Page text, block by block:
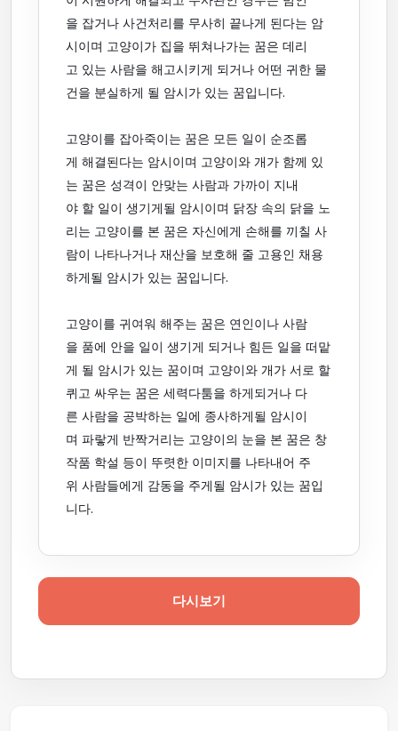
을 잡거나 사건처리를 무사히 끝나게 된다는 암
시이며 고양이가 집을 뛰쳐나가는 꿈은 데리
고 있는 사람을 해고시키게 되거나 어떤 귀한 물
건을 분실하게 될 암시가 있는 꿈입니다.
고양이를 잡아죽이는 꿈은 모든 일이 순조롭
게 해결된다는 암시이며 고양이와 개가 함께 있
는 꿈은 성격이 안맞는 사람과 가까이 지내
야 할 일이 생기게될 암시이며 닭장 속의 닭을 노
리는 고양이를 본 꿈은 자신에게 손해를 끼칠 사
람이 나타나거나 재산을 보호해 줄 고용인 채용
하게될 암시가 있는 꿈입니다.
고양이를 귀여워 해주는 꿈은 연인이나 사람
을 품에 안을 일이 생기게 되거나 힘든 일을 떠맡
게 될 암시가 있는 꿈이며 고양이와 개가 서로 할
퀴고 싸우는 꿈은 세력다툼을 하게되거나 다
른 사람을 공박하는 일에 종사하게될 암시이
며 파랗게 반짝거리는 고양이의 눈을 본 꿈은 창
작품 학설 등이 뚜렷한 이미지를 나타내어 주
위 사람들에게 감동을 주게될 암시가 있는 꿈입
니다.
다시보기